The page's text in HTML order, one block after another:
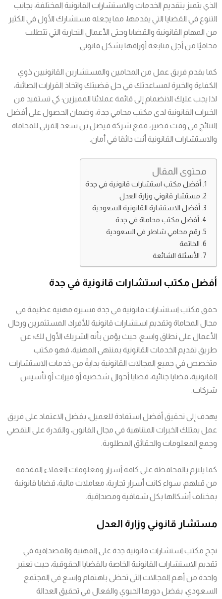
الذي يتميز بتقديم الخدمات والاستشارات القانونية المختلفة، بجانب
التنوع في القضايا التي يقدمها، مما يجعله مستشارك الأول في الكثير
من المهام القانونية والقضايا وحتى الأعمال التجارية التي تتطلب
محاميًا من أجل متابعة أوراقها بشكل قانوني.
كما يقدم فريق عمل من المحامين والمستشارين القانونيين ذوي
الكفاءة والخبرة لمساعدتك في حل قضيتك واتخاذ القرارات الصائبة،
لذا يجب عليك الانضمام إلى قائمة عملائنا المميزين؛ كي تستفيد من
الخبرات القانونية لدى مكتب محامي جدة، وضمان الحصول على أفضل
النتائج في وقت قصير، فمع شركة فيصل بن سعد القرني للمحاماة
والاستشارات القانونية أنت دائمًا في أمان.
محتوى المقال
أفضل مكتب استشارات قانونية في جدة
مستشار قانوني وزارة العدل
أفضل الاستشارة القانونية السعودية
أفضل مكتب محاماة في جدة
رقم محامي شاطر في السعودية
الخاتمة
الأسئلة الشائعة
أفضل مكتب استشارات قانونية في جدة
حقق مكتب استشارات قانونية في جدة مسيرة مهنية عظيمة في
مجال المحاماة وتقديم استشارات قانونية للأفراد، المستثمرين ورجال
الأعمال على نطاق واسع، حيث يؤمن بأنه الشريك الأول لك؛ عن
طريق تقديم الخدمات القانونية بمنتهى المهنية، فهو مكتب
متخصص في جميع المجالات القانونية بدايةً من خدمات الاستشارات
القانونية، قضايا جنائية، قضايا أحوال شخصية أو ميراث أو تأسيس
شركات.
يهدف إلى تحقيق أفضل استفادة للعميل، بفضل الاعتماد على فريق
عمل يمتلك الخبرات المتناهية في مجال القانون، والقدرة على التقصي
وجمع المعلومات والحقائق المطلوبة.
كما يلتزم بالمحافظة على كافة أسرار ومعلومات العملاء المقدمة
من قبلهم، سواء كانت أسرار تجارية، معاملات مالية، قضايا قانونية
بمختلف أشكالها بكل شفافية ومصداقية.
مستشار قانوني وزارة العدل
نجح مكتب استشارات قانونية جدة على المهنية والمصداقية في
تقديم الاستشارات القانونية الخاصة بالقضايا الحقوقية، حيث تعتبر
واحدة من أهم المجالات التي تحظى باهتمام واسع في المجتمع
السعودي، بفضل دورها الحيوي والفعال في تحقيق العدالة